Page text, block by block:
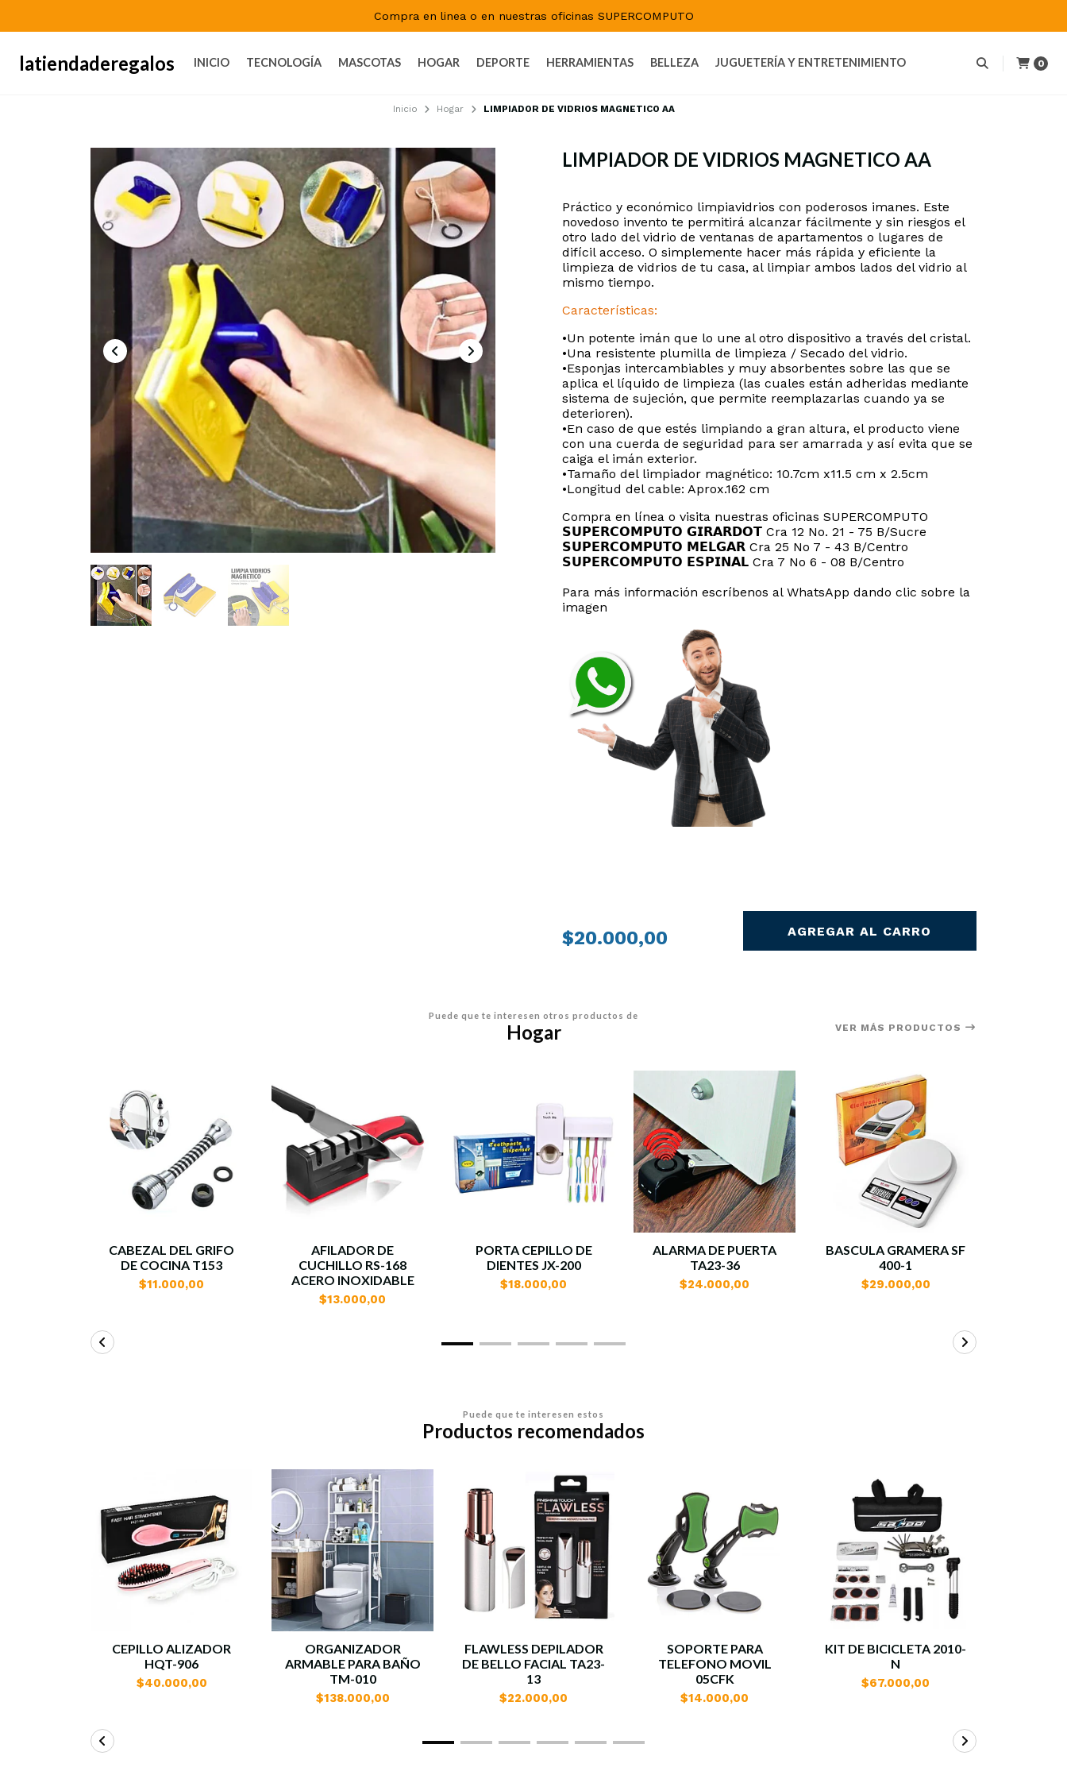
latiendaderegalos INICIO TECNOLOGÍA MASCOTAS HOGAR DEPORTE HERRAMIENTAS BELLEZA JUGUETERÍA Y ENTRETENIMIENTO 0
Compra en linea o en nuestras oficinas SUPERCOMPUTO
Inicio Hogar LIMPIADOR DE VIDRIOS MAGNETICO AA
LIMPIADOR DE VIDRIOS MAGNETICO AA
Práctico y económico limpiavidrios con poderosos imanes. Este
novedoso invento te permitirá alcanzar fácilmente y sin riesgos el
otro lado del vidrio de ventanas de apartamentos o lugares de
difícil acceso. O simplemente hacer más rápida y eficiente la
limpieza de vidrios de tu casa, al limpiar ambos lados del vidrio al
mismo tiempo.
Características:
•Un potente imán que lo une al otro dispositivo a través del cristal.
•Una resistente plumilla de limpieza / Secado del vidrio.
•Esponjas intercambiables y muy absorbentes sobre las que se
aplica el líquido de limpieza (las cuales están adheridas mediante
sistema de sujeción, que permite reemplazarlas cuando ya se
deterioren).
•En caso de que estés limpiando a gran altura, el producto viene
con una cuerda de seguridad para ser amarrada y así evita que se
caiga el imán exterior.
•Tamaño del limpiador magnético: 10.7cm x11.5 cm x 2.5cm
•Longitud del cable: Aprox.162 cm
Compra en línea o visita nuestras oficinas SUPERCOMPUTO
𝗦𝗨𝗣𝗘𝗥𝗖𝗢𝗠𝗣𝗨𝗧𝗢 𝗚𝗜𝗥𝗔𝗥𝗗𝗢𝗧 Cra 12 No. 21 - 75 B/Sucre
𝗦𝗨𝗣𝗘𝗥𝗖𝗢𝗠𝗣𝗨𝗧𝗢 𝗠𝗘𝗟𝗚𝗔𝗥 Cra 25 No 7 - 43 B/Centro
𝗦𝗨𝗣𝗘𝗥𝗖𝗢𝗠𝗣𝗨𝗧𝗢 𝗘𝗦𝗣𝗜𝗡𝗔𝗟 Cra 7 No 6 - 08 B/Centro
Para más información escríbenos al WhatsApp dando clic sobre la
imagen
$20.000,00 AGREGAR AL CARRO
Puede que te interesen otros productos de
Hogar VER MÁS PRODUCTOS
CABEZAL DEL GRIFO
DE COCINA T153
$11.000,00
AFILADOR DE
CUCHILLO RS-168
ACERO INOXIDABLE
$13.000,00
PORTA CEPILLO DE
DIENTES JX-200
$18.000,00
ALARMA DE PUERTA
TA23-36
$24.000,00
BASCULA GRAMERA SF
400-1
$29.000,00
Puede que te interesen estos
Productos recomendados
CEPILLO ALIZADOR
HQT-906
$40.000,00
ORGANIZADOR
ARMABLE PARA BAÑO
TM-010
$138.000,00
FLAWLESS DEPILADOR
DE BELLO FACIAL TA23-
13
$22.000,00
SOPORTE PARA
TELEFONO MOVIL
05CFK
$14.000,00
KIT DE BICICLETA 2010-
N
$67.000,00